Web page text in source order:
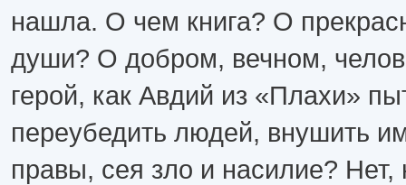
нашла. О чем книга? О
души? О добром, вечном,
герой, как Авдий из «Плахи»
переубедить людей, внушить
правы, сея зло и насилие? Нет,